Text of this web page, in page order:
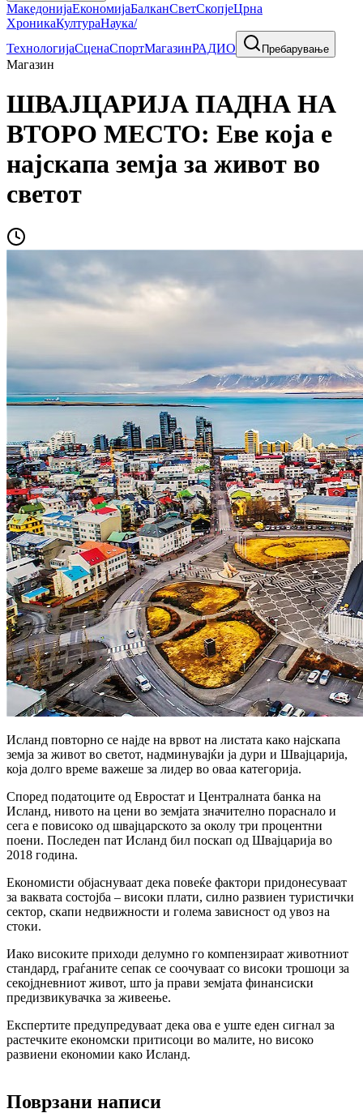
МакедонијаЕкономијаБалканСветСкопјеЦрна
ХроникаКултураНаука/
ТехнологијаСценаСпортМагазинРАДИО Пребарување
Магазин
ШВАЈЦАРИЈА ПАДНА НА
ВТОРО МЕСТО: Еве која е
најскапа земја за живот во
светот
Исланд повторно се најде на врвот на листата како најскапа
земја за живот во светот, надминувајќи ја дури и Швајцарија,
која долго време важеше за лидер во оваа категорија.
Според податоците од Евростат и Централната банка на
Исланд, нивото на цени во земјата значително пораснало и
сега е повисоко од швајцарското за околу три процентни
поени. Последен пат Исланд бил поскап од Швајцарија во
2018 година.
Економисти објаснуваат дека повеќе фактори придонесуваат
за ваквата состојба – високи плати, силно развиен туристички
сектор, скапи недвижности и голема зависност од увоз на
стоки.
Иако високите приходи делумно го компензираат животниот
стандард, граѓаните сепак се соочуваат со високи трошоци за
секојдневниот живот, што ја прави земјата финансиски
предизвикувачка за живеење.
Експертите предупредуваат дека ова е уште еден сигнал за
растечките економски притисоци во малите, но високо
развиени економии како Исланд.
Поврзани написи